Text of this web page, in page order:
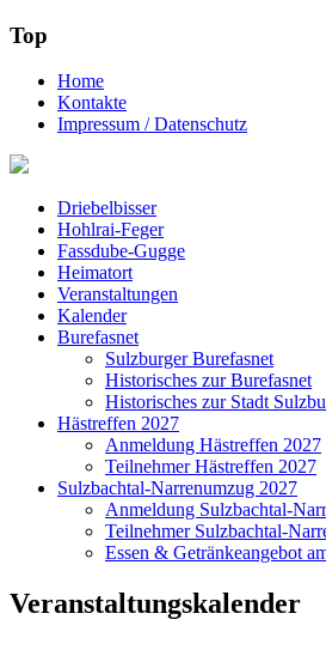
Top
Home
Kontakte
Impressum / Datenschutz
Driebelbisser
Hohlrai-Feger
Fassdube-Gugge
Heimatort
Veranstaltungen
Kalender
Burefasnet
Sulzburger Burefasnet
Historisches zur Burefasnet
Historisches zur Stadt
Hästreffen 2027
Anmeldung Hästreffen 2027
Teilnehmer Hästreffen 2027
Sulzbachtal-Narrenumzug 2027
Anmeldung Sulzbachtal-
Teilnehmer Sulzbachtal-
Essen & Getränkeangebot
Veranstaltungskalender